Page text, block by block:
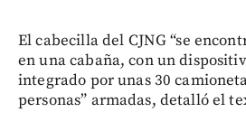
El cabecilla del CJNG “se
en una cabaña, con un
integrado por unas 30
personas” armadas, detalló el